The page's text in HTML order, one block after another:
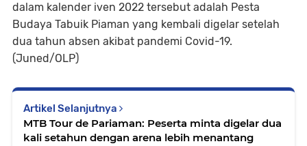
dalam kalender iven 2022 tersebut adalah Pesta
Budaya Tabuik Piaman yang kembali digelar setelah
dua tahun absen akibat pandemi Covid-19.
(Juned/OLP)
Artikel Selanjutnya
MTB Tour de Pariaman: Peserta minta digelar dua
kali setahun dengan arena lebih menantang